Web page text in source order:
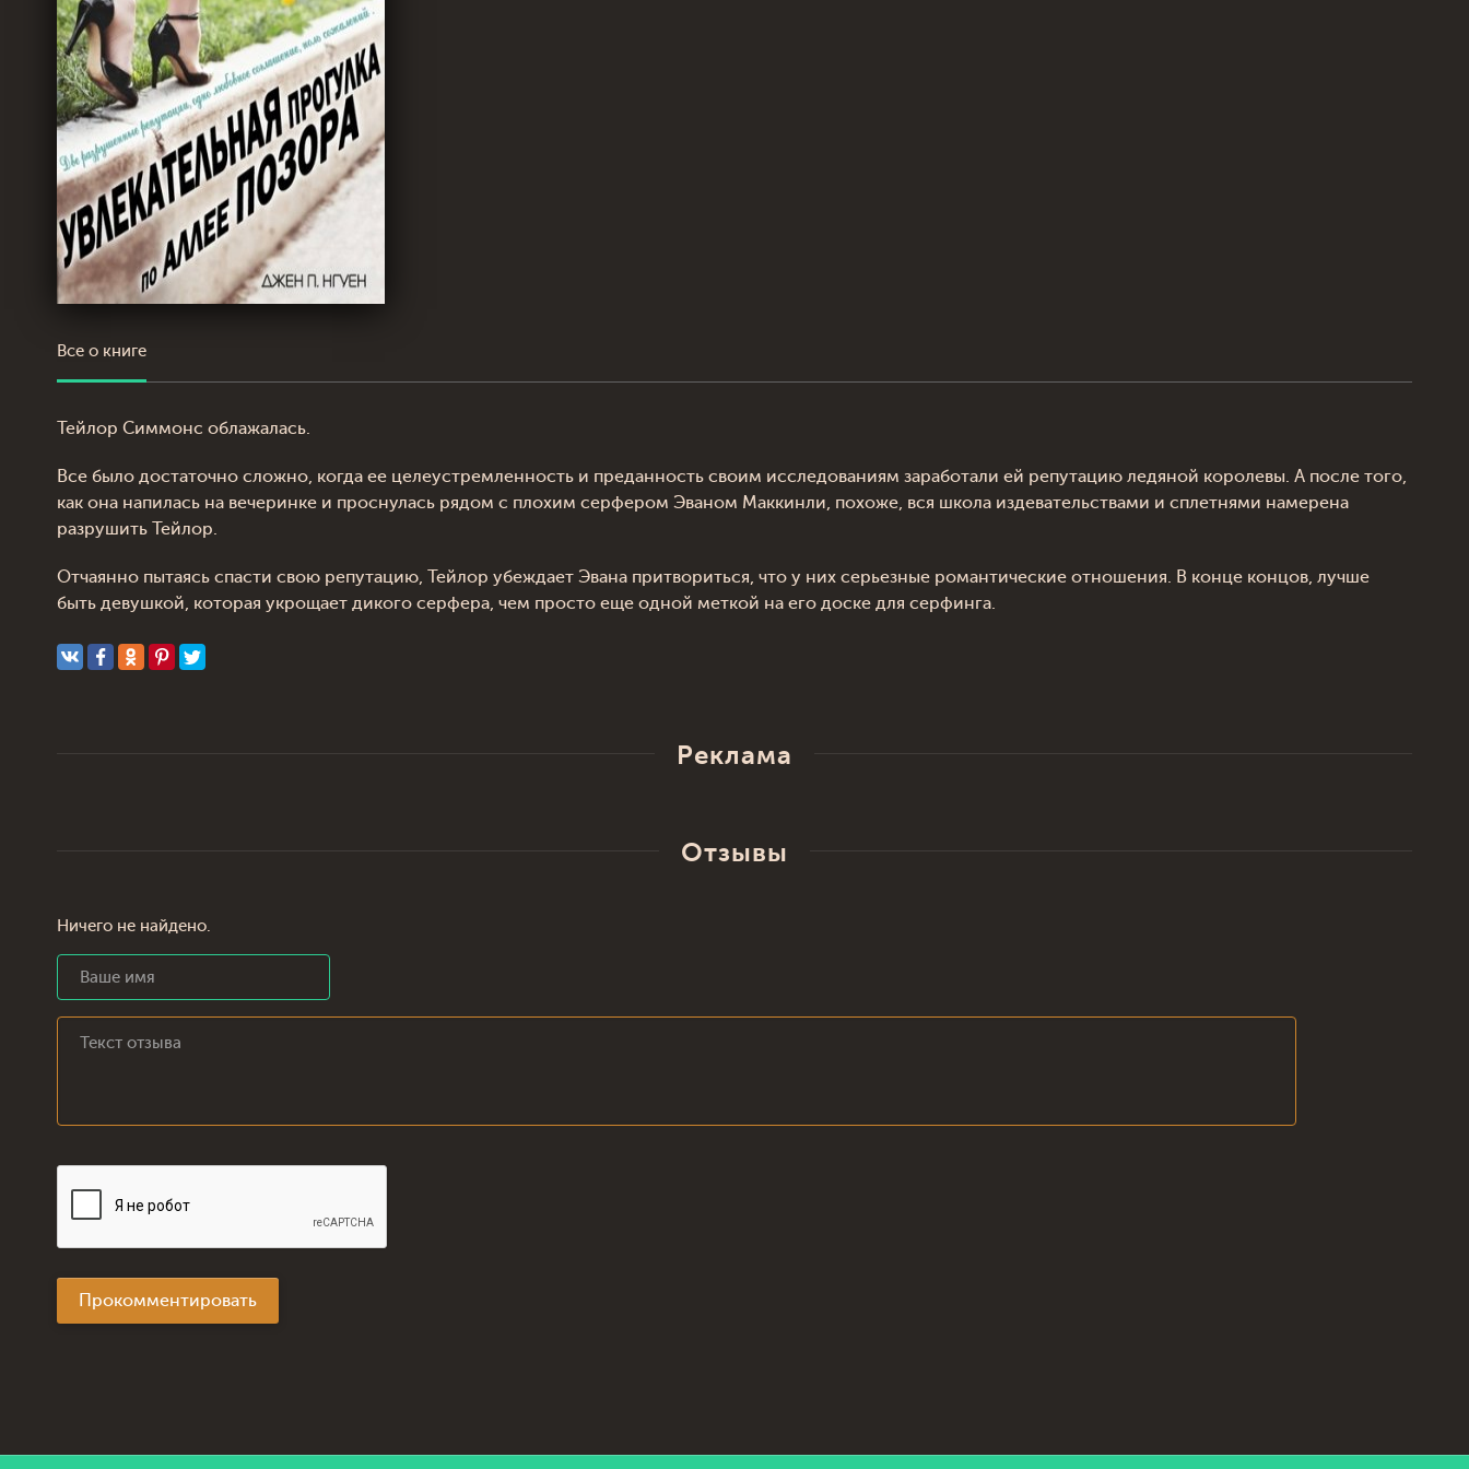
Все о книге
Тейлор Симмонс облажалась.
Все было достаточно сложно, когда ее целеустремленность и преданность своим исследованиям заработали ей репутацию ледяной королевы. А после того,
как она напилась на вечеринке и проснулась рядом с плохим серфером Эваном Маккинли, похоже, вся школа издевательствами и сплетнями намерена
разрушить Тейлор.
Отчаянно пытаясь спасти свою репутацию, Тейлор убеждает Эвана притвориться, что у них серьезные романтические отношения. В конце концов, лучше
быть девушкой, которая укрощает дикого серфера, чем просто еще одной меткой на его доске для серфинга.
Реклама
Отзывы
Ничего не найдено.
Прокомментировать